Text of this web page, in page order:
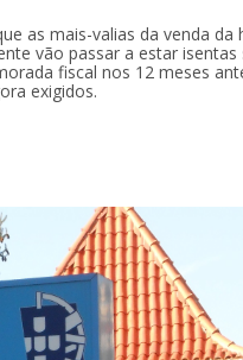
as mais-valias da venda da
vão passar a estar isentas
fiscal nos 12 meses
exigidos.